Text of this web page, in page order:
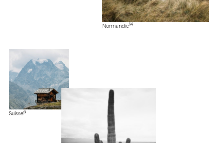
Normandie14
Suisse6